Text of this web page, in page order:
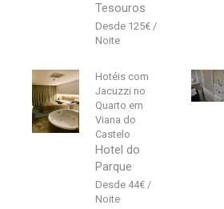
Tesouros
125€
Hotéis com
Jacuzzi no
Quarto em
Viana do
Castelo
Hotel do
Parque
44€